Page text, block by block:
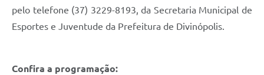
pelo telefone (37) 3229-8193, da Secretaria Municipal de
Esportes e Juventude da Prefeitura de Divinópolis.
Confira a programação: